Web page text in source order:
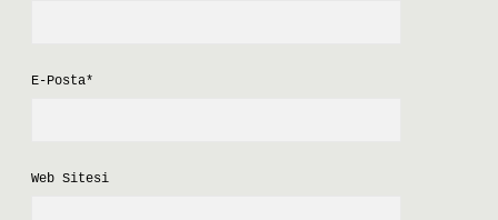
E-Posta*
Web Sitesi